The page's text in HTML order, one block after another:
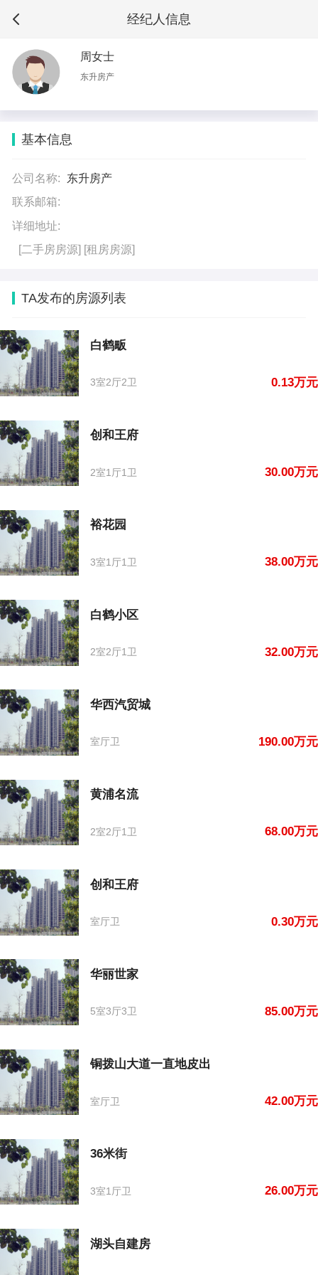
经纪人信息
周女士
东升房产
基本信息
公司名称:
东升房产
联系邮箱:
详细地址:
[二手房房源] [租房房源]
TA发布的房源列表
白鹤畈
3室2厅2卫 0.13万元
创和王府
2室1厅1卫 30.00万元
裕花园
3室1厅1卫 38.00万元
白鹤小区
2室2厅1卫 32.00万元
华西汽贸城
室厅卫 190.00万元
黄浦名流
2室2厅1卫 68.00万元
创和王府
室厅卫 0.30万元
华丽世家
5室3厅3卫 85.00万元
铜拨山大道一直地皮出
室厅卫 42.00万元
36米街
3室1厅卫 26.00万元
湖头自建房